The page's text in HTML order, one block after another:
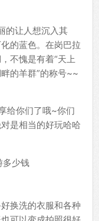
的让人想沉入其
的蓝色。在岗巴拉
不愧是有着“天上
的羊群”的称号~~
给你们了哦~你们
是相当的好玩哈哈
换洗的衣服和各种